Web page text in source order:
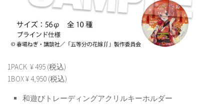
1PACK ¥ 495 (税込)
1BOX ¥ 4,950 (税込)
和遊びトレーディングアクリルキーホルダー